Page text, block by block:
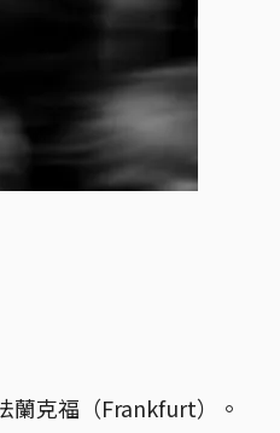
蘭克福（Frankfurt）。